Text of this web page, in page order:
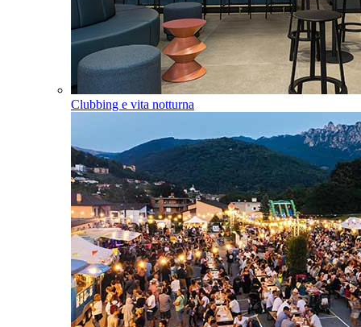
Clubbing e vita notturna